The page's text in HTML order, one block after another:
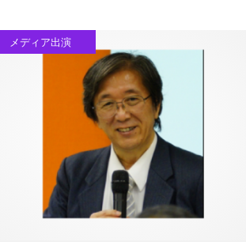
メディア出演